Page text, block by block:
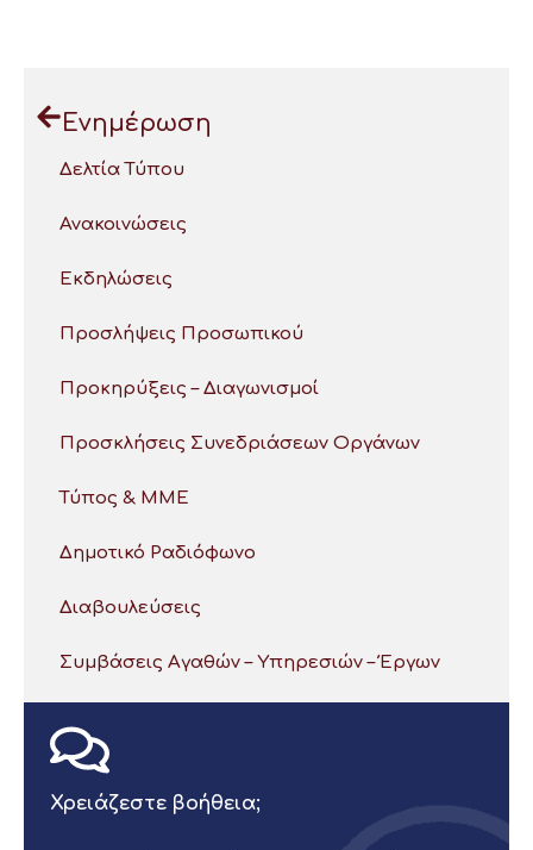
Ενημέρωση
Δελτία Τύπου
Ανακοινώσεις
Εκδηλώσεις
Προσλήψεις Προσωπικού
Προκηρύξεις – Διαγωνισμοί
Προσκλήσεις Συνεδριάσεων Οργάνων
Τύπος & ΜΜΕ
Δημοτικό Ραδιόφωνο
Διαβουλεύσεις
Συμβάσεις Αγαθών – Υπηρεσιών – Έργων
Χρειάζεστε βοήθεια;